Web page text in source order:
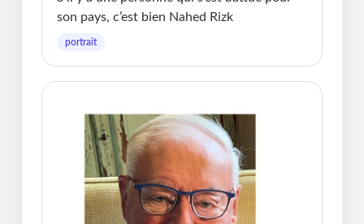
son pays, c’est bien Nahed Rizk
portrait